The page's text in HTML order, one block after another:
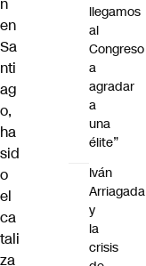
en
Sa
nti
ag
o,
ha
sid
o
el
ca
tali
za
llegamos
al
Congreso
a
agradar
a
una
élite”
Iván
Arriagada
y
la
crisis